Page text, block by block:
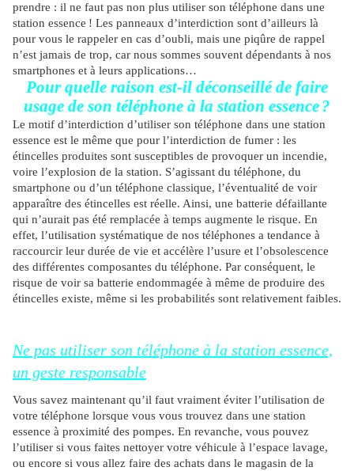
prendre : il ne faut pas non plus utiliser son téléphone dans une
station essence ! Les panneaux d’interdiction sont d’ailleurs là
pour vous le rappeler en cas d’oubli, mais une piqûre de rappel
n’est jamais de trop, car nous sommes souvent dépendants à nos
smartphones et à leurs applications…
Pour quelle raison est-il déconseillé de faire
usage de son téléphone à la station essence ?
Le motif d’interdiction d’utiliser son téléphone dans une station
essence est le même que pour l’interdiction de fumer : les
étincelles produites sont susceptibles de provoquer un incendie,
voire l’explosion de la station. S’agissant du téléphone, du
smartphone ou d’un téléphone classique, l’éventualité de voir
apparaître des étincelles est réelle. Ainsi, une batterie défaillante
qui n’aurait pas été remplacée à temps augmente le risque. En
effet, l’utilisation systématique de nos téléphones a tendance à
raccourcir leur durée de vie et accélère l’usure et l’obsolescence
des différentes composantes du téléphone. Par conséquent, le
risque de voir sa batterie endommagée à même de produire des
étincelles existe, même si les probabilités sont relativement faibles.
Ne pas utiliser son téléphone à la station essence,
un geste responsable
Vous savez maintenant qu’il faut vraiment éviter l’utilisation de
votre téléphone lorsque vous vous trouvez dans une station
essence à proximité des pompes. En revanche, vous pouvez
l’utiliser si vous faites nettoyer votre véhicule à l’espace lavage,
ou encore si vous allez faire des achats dans le magasin de la